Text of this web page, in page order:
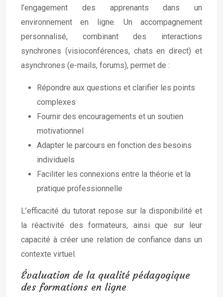
l’engagement des apprenants dans un
environnement en ligne. Un accompagnement
personnalisé, combinant des interactions
synchrones (visioconférences, chats en direct) et
asynchrones (e-mails, forums), permet de :
Répondre aux questions et clarifier les points
complexes
Fournir des encouragements et un soutien
motivationnel
Adapter le parcours en fonction des besoins
individuels
Faciliter les connexions entre la théorie et la
pratique professionnelle
L’efficacité du tutorat repose sur la disponibilité et
la réactivité des formateurs, ainsi que sur leur
capacité à créer une relation de confiance dans un
contexte virtuel.
Évaluation de la qualité pédagogique
des formations en ligne